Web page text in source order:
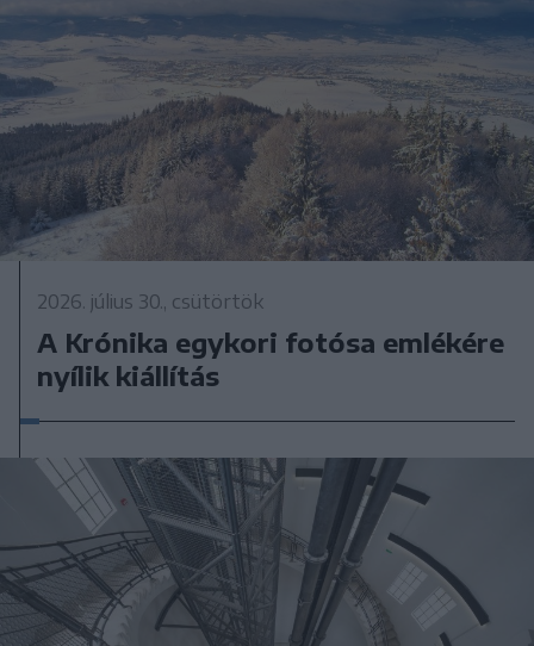
2026. július 30., csütörtök
A Krónika egykori fotósa emlékére
nyílik kiállítás